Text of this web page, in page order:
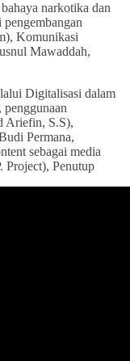
narkotika dan
Komunikasi
Mawaddah,
Digitalisasi dalam
Ariefin, S.S),
Permana,
sebagai media
Project), Penutup